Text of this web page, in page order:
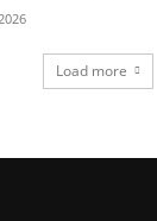
Load more